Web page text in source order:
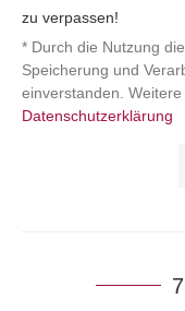
zu verpassen!
* Durch die Nutzung
Speicherung und
einverstanden.
Datenschutzerklärung